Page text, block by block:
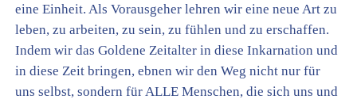
eine Einheit. Als Vorausgeher lehren wir eine neue Art zu
leben, zu arbeiten, zu sein, zu fühlen und zu erschaffen.
Indem wir das Goldene Zeitalter in diese Inkarnation und
in diese Zeit bringen, ebnen wir den Weg nicht nur für
uns selbst, sondern für ALLE Menschen, die sich uns und